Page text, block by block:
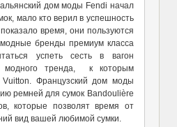
дом моды Fendi начал
мало кто верил в успешность
время, они пользуются
бренды премиум класса
успеть сесть в вагон
модного тренда, к которым
Французский дом моды
ремней для сумок Bandoulière
которые позволят время от
вид вашей любимой сумки.